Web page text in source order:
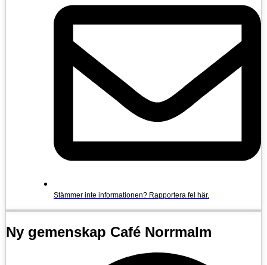
Stämmer inte informationen? Rapportera fel här.
Ny gemenskap Café Norrmalm